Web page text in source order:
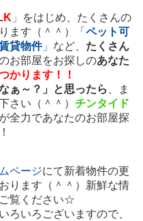
」
をはじめ、たくさんの
ます（＾＾）
「 ペット可
貸物件」 など、 たくさん
お部屋をお探しのあなた
かります！！
ぁ～？」と思ったら
、ま
さい（＾＾） チンタイド
が全力であなたのお部屋探
ページにて新着物件の更
ります（＾＾）新鮮な情
覧ください☆
ろいろございますので、